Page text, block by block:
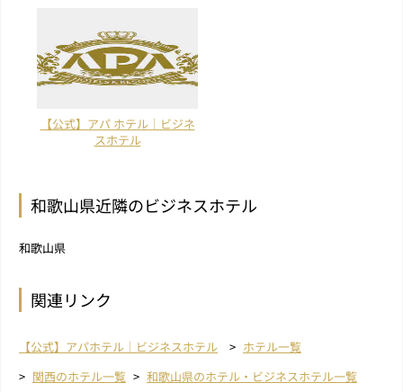
【公式】アパ ホテル｜ビジネ
スホテル
和歌山県近隣のビジネスホテル
和歌山県
関連リンク
【公式】アパホテル｜ビジネスホテル
ホテル一覧
関西のホテル一覧
和歌山県のホテル・ビジネスホテル一覧